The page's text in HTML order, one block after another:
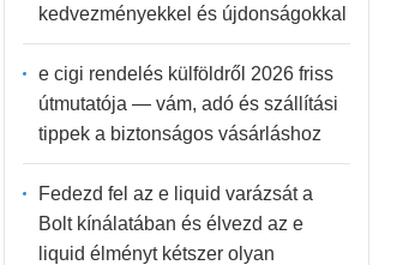
kedvezményekkel és újdonságokkal
e cigi rendelés külföldről 2026 friss
útmutatója — vám, adó és szállítási
tippek a biztonságos vásárláshoz
Fedezd fel az e liquid varázsát a
Bolt kínálatában és élvezd az e
liquid élményt kétszer olyan